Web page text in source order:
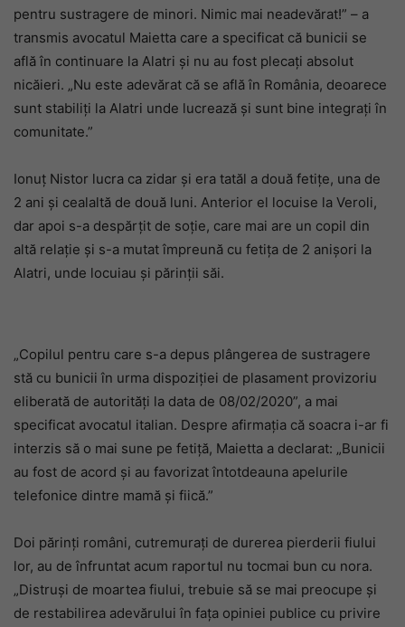
pentru sustragere de minori. Nimic mai neadevărat!” – a
transmis avocatul Maietta care a specificat că bunicii se
află în continuare la Alatri și nu au fost plecați absolut
nicăieri. „Nu este adevărat că se află în România, deoarece
sunt stabiliți la Alatri unde lucrează și sunt bine integrați în
comunitate.”
Ionuț Nistor lucra ca zidar și era tatăl a două fetițe, una de
2 ani și cealaltă de două luni. Anterior el locuise la Veroli,
dar apoi s-a despărțit de soție, care mai are un copil din
altă relație și s-a mutat împreună cu fetița de 2 anișori la
Alatri, unde locuiau și părinții săi.
„Copilul pentru care s-a depus plângerea de sustragere
stă cu bunicii în urma dispoziției de plasament provizoriu
eliberată de autorități la data de 08/02/2020”, a mai
specificat avocatul italian. Despre afirmația că soacra i-ar fi
interzis să o mai sune pe fetiță, Maietta a declarat: „Bunicii
au fost de acord și au favorizat întotdeauna apelurile
telefonice dintre mamă și fiică.”
Doi părinți români, cutremurați de durerea pierderii fiului
lor, au de înfruntat acum raportul nu tocmai bun cu nora.
„Distruși de moartea fiului, trebuie să se mai preocupe și
de restabilirea adevărului în fața opiniei publice cu privire